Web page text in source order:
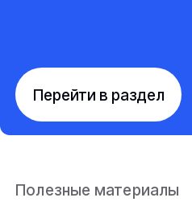
Перейти в раздел
Полезные материалы